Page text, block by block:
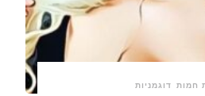
חמות דוגמניות